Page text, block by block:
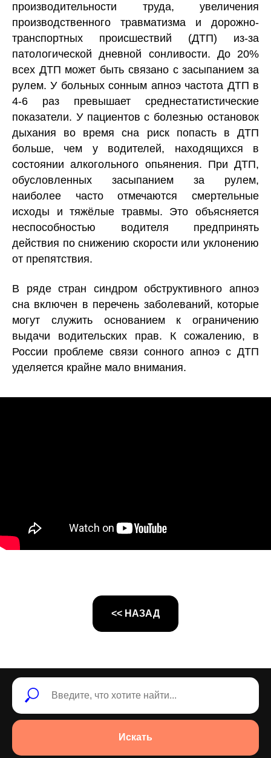
производительности труда, увеличения
производственного травматизма и дорожно-
транспортных происшествий (ДТП) из-за
патологической дневной сонливости. До 20%
всех ДТП может быть связано с засыпанием за
рулем. У больных сонным апноэ частота ДТП в
4-6 раз превышает среднестатистические
показатели. У пациентов с болезнью остановок
дыхания во время сна риск попасть в ДТП
больше, чем у водителей, находящихся в
состоянии алкогольного опьянения. При ДТП,
обусловленных засыпанием за рулем,
наиболее часто отмечаются смертельные
исходы и тяжёлые травмы. Это объясняется
неспособностью водителя предпринять
действия по снижению скорости или уклонению
от препятствия.
В ряде стран синдром обструктивного апноэ
сна включен в перечень заболеваний, которые
могут служить основанием к ограничению
выдачи водительских прав. К сожалению, в
России проблеме связи сонного апноэ с ДТП
уделяется крайне мало внимания.​
<< НАЗАД
Искать